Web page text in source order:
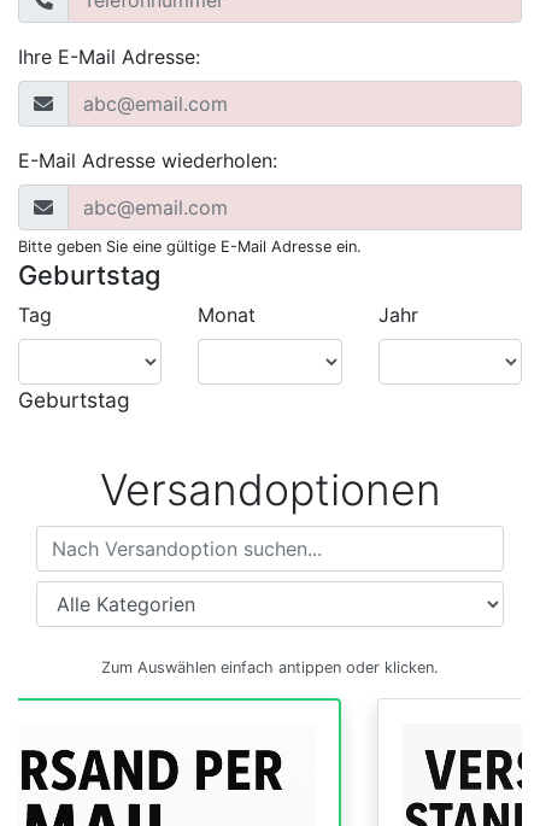
Ihre E-Mail Adresse:
E-Mail Adresse wiederholen:
Bitte geben Sie eine gültige E-Mail Adresse ein.
Geburtstag
Tag Monat Jahr
Geburtstag
Versandoptionen
Versandoptionen
Zum Auswählen einfach antippen oder klicken.